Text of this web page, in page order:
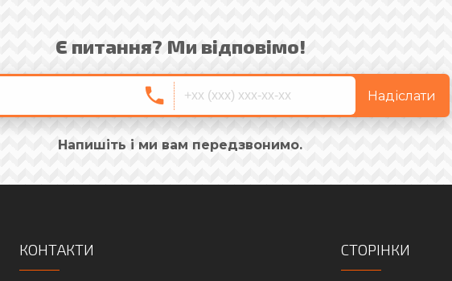
Є питання? Ми відповімо!
Надіслати
Напишіть і ми вам передзвонимо.
КОНТАКТИ СТОРІНКИ